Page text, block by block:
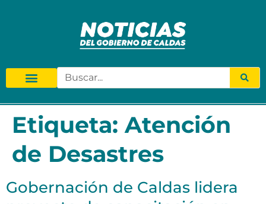
Etiqueta:Atención
de Desastres
Gobernación de Caldas lidera